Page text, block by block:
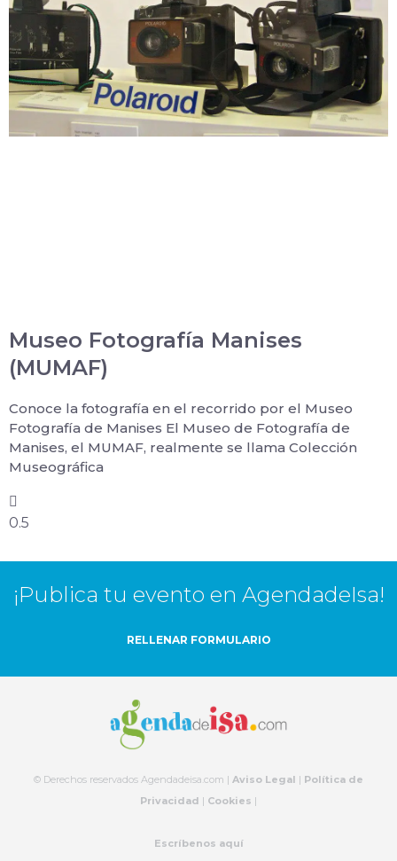
Museo Fotografía Manises
(MUMAF)
Conoce la fotografía en el recorrido por el Museo
Fotografía de Manises El Museo de Fotografía de
Manises, el MUMAF, realmente se llama Colección
Museográfica
¡Publica tu evento en AgendadeIsa!
RELLENAR FORMULARIO
© Derechos reservados Agendadeisa.com | Aviso Legal | Política de
Privacidad | Cookies |
Escríbenos aquí